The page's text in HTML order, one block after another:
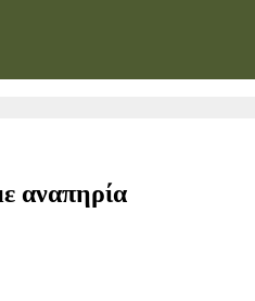
αναπηρία